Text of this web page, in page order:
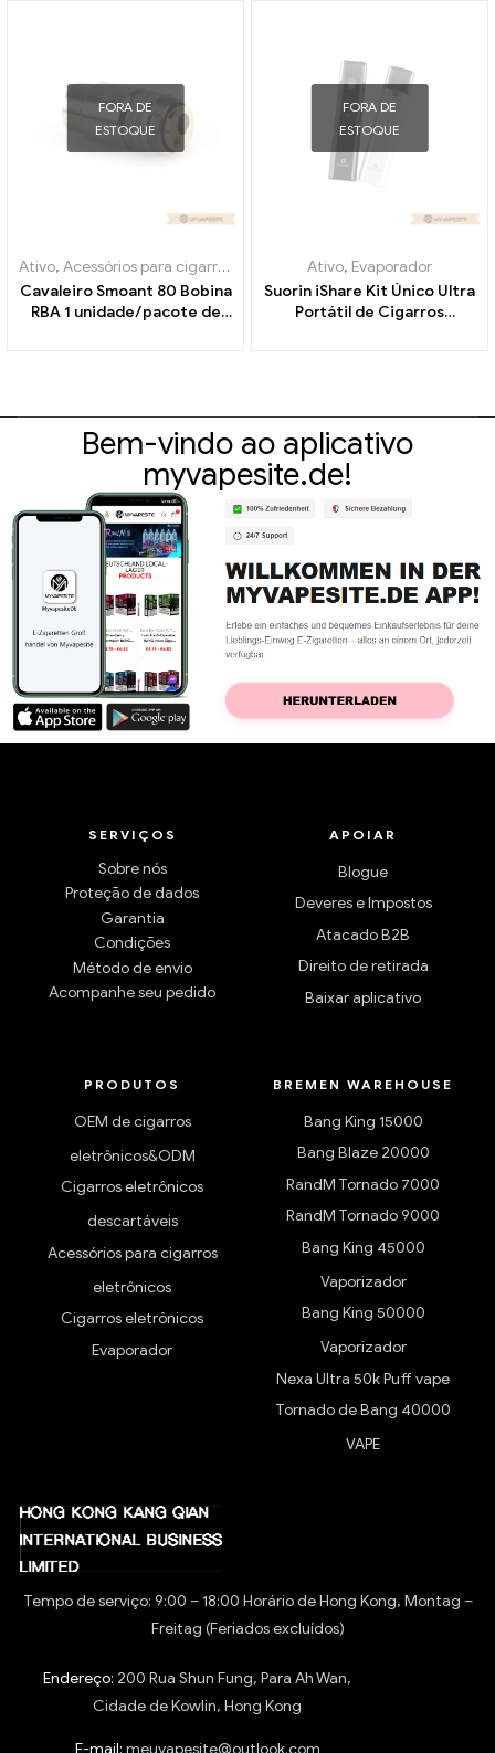
FORA DE
ESTOQUE
Ativo, Acessórios para cigarros eletrônicos ,Evaporador
Cavaleiro Smoant 80 Bobina
RBA 1 unidade/pacote de
FORA DE
ESTOQUE
Ativo, Evaporador
Suorin iShare Kit Único Ultra
Portátil de Cigarros
Bem-vindo ao aplicativo
myvapesite.de!
SERVIÇOS
Sobre nós
Proteção de dados
Garantia
Condições
Método de envio
Acompanhe seu pedido
APOIAR
Blogue
Deveres e Impostos
Atacado B2B
Direito de retirada
Baixar aplicativo
PRODUTOS
OEM de cigarros
eletrônicos&ODM
Cigarros eletrônicos
descartáveis
Acessórios para cigarros
eletrônicos
Cigarros eletrônicos
Evaporador
BREMEN WAREHOUSE
Bang King 15000
Bang Blaze 20000
RandM Tornado 7000
RandM Tornado 9000
Bang King 45000
Vaporizador
Bang King 50000
Vaporizador
Nexa Ultra 50k Puff vape
Tornado de Bang 40000
VAPE
Tempo de serviço: 9:00 – 18:00 Horário de Hong Kong, Montag –
Freitag (Feriados excluídos)
Endereço: 200 Rua Shun Fung, Para Ah Wan,
Cidade de Kowlin, Hong Kong